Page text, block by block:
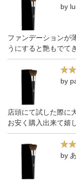
by
ファンデーションが
うにすると艶もでて
by
店頭にて試した際に
お安く購入出来て嬉
by